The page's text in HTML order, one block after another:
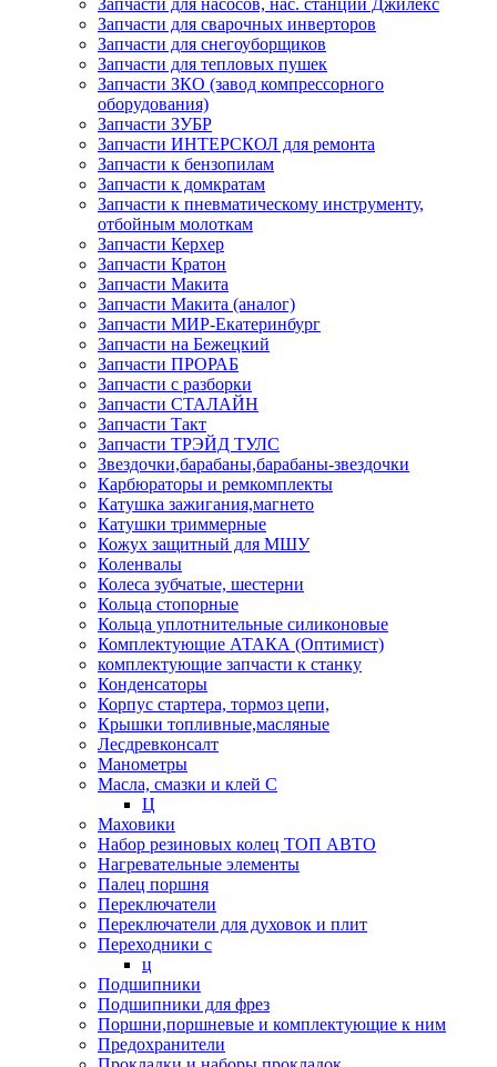
Запчасти для сварочных инверторов
Запчасти для снегоуборщиков
Запчасти для тепловых пушек
Запчасти ЗКО (завод компрессорного
оборудования)
Запчасти ЗУБР
Запчасти ИНТЕРСКОЛ для ремонта
Запчасти к бензопилам
Запчасти к домкратам
Запчасти к пневматическому инструменту,
отбойным молоткам
Запчасти Керхер
Запчасти Кратон
Запчасти Макита
Запчасти Макита (аналог)
Запчасти МИР-Екатеринбург
Запчасти на Бежецкий
Запчасти ПРОРАБ
Запчасти с разборки
Запчасти СТАЛАЙН
Запчасти Такт
Запчасти ТРЭЙД ТУЛС
Звездочки,барабаны,барабаны-звездочки
Карбюраторы и ремкомплекты
Катушка зажигания,магнето
Катушки триммерные
Кожух защитный для МШУ
Коленвалы
Колеса зубчатые, шестерни
Кольца стопорные
Кольца уплотнительные силиконовые
Комплектующие АТАКА (Оптимист)
комплектующие запчасти к станку
Конденсаторы
Корпус стартера, тормоз цепи,
Крышки топливные,масляные
Лесдревконсалт
Манометры
Масла, смазки и клей С
Ц
Маховики
Набор резиновых колец ТОП АВТО
Нагревательные элементы
Палец поршня
Переключатели
Переключатели для духовок и плит
Переходники с
ц
Подшипники
Подшипники для фрез
Поршни,поршневые и комплектующие к ним
Предохранители